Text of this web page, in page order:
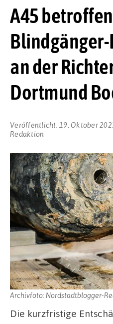
A45
an der
Dortmund
Veröffentlicht: 19. Oktober
Redaktion
Archivfoto: Nordstadtblogger-
Die kurzfristige